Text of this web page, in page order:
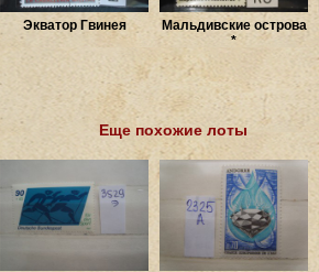
Экватор Гвинея
Мальдивские острова
*
Еще похожие лоты